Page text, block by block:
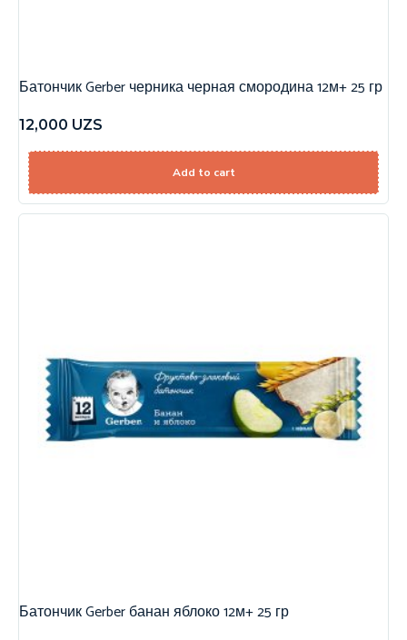
Батончик Gerber черника черная смородина 12м+ 25 гр
12,000 UZS
Add to cart
Батончик Gerber банан яблоко 12м+ 25 гр